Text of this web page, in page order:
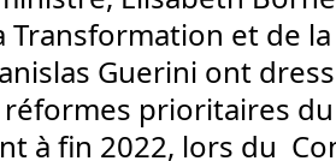
Transformation et de
Guerini ont
prioritaires du
à fin 2022, lors du